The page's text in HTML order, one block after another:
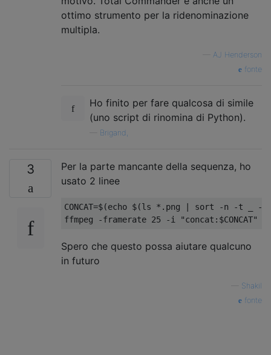
ottimo strumento per la ridenominazione
multipla.
AJ Henderson
fonte
Ho finito per fare qualcosa di simile
(uno script di rinomina di Python).
Brigand,
3
Per la parte mancante della sequenza, ho
usato 2 linee
CONCAT=$(echo $(ls *.png | sort -n -t
Spero che questo possa aiutare qualcuno
in futuro
Shakil
fonte